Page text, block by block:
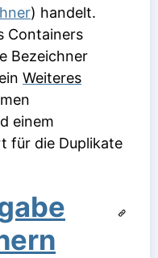
) handelt.
Containers
Bezeichner
Weiteres
einem
für die Duplikate